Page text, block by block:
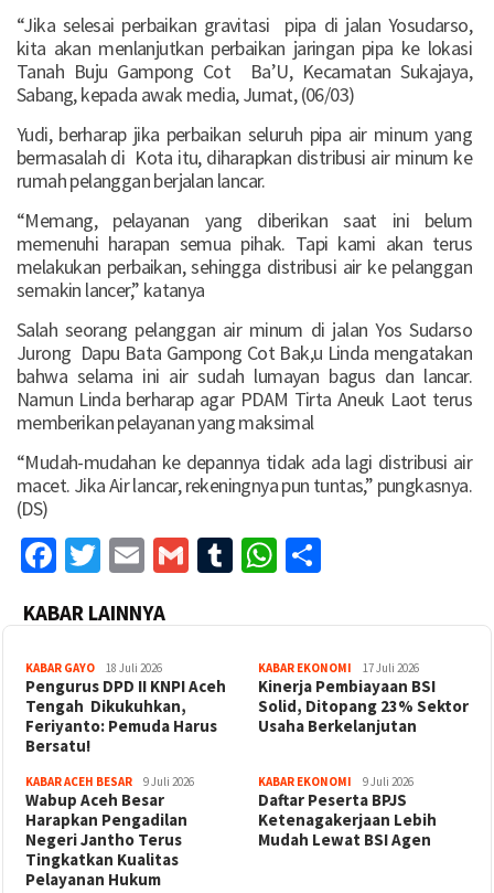
“Jika selesai perbaikan gravitasi pipa di jalan Yosudarso,
kita akan menlanjutkan perbaikan jaringan pipa ke lokasi
Tanah Buju Gampong Cot Ba’U, Kecamatan Sukajaya,
Sabang, kepada awak media, Jumat, (06/03)
Yudi, berharap jika perbaikan seluruh pipa air minum yang
bermasalah di Kota itu, diharapkan distribusi air minum ke
rumah pelanggan berjalan lancar.
“Memang, pelayanan yang diberikan saat ini belum
memenuhi harapan semua pihak. Tapi kami akan terus
melakukan perbaikan, sehingga distribusi air ke pelanggan
semakin lancer,” katanya
Salah seorang pelanggan air minum di jalan Yos Sudarso
Jurong Dapu Bata Gampong Cot Bak,u Linda mengatakan
bahwa selama ini air sudah lumayan bagus dan lancar.
Namun Linda berharap agar PDAM Tirta Aneuk Laot terus
memberikan pelayanan yang maksimal
“Mudah-mudahan ke depannya tidak ada lagi distribusi air
macet. Jika Air lancar, rekeningnya pun tuntas,” pungkasnya.
(DS)
Facebook
Twitter
EmailGmailTumblrWhatsApp
KABAR LAINNYA
KABAR GAYO 18 Juli 2026
‎Pengurus DPD II KNPI Aceh
Tengah Dikukuhkan,
Feriyanto: Pemuda Harus
Bersatu!
KABAR EKONOMI 17 Juli 2026
Kinerja Pembiayaan BSI
Solid, Ditopang 23% Sektor
Usaha Berkelanjutan
KABAR ACEH BESAR 9 Juli 2026
Wabup Aceh Besar
Harapkan Pengadilan
Negeri Jantho Terus
Tingkatkan Kualitas
Pelayanan Hukum
KABAR EKONOMI 9 Juli 2026
Daftar Peserta BPJS
Ketenagakerjaan Lebih
Mudah Lewat BSI Agen